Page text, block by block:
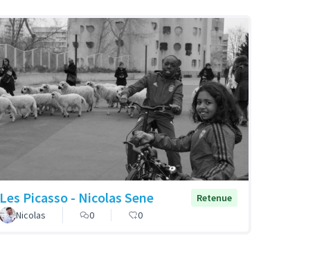
Les Picasso - Nicolas Sene
Retenue
Nicolas
0 0